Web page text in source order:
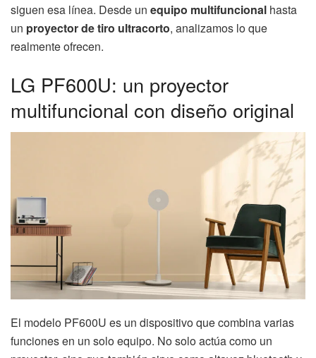
siguen esa línea. Desde un equipo multifuncional hasta
un proyector de tiro ultracorto, analizamos lo que
realmente ofrecen.
LG PF600U: un proyector
multifuncional con diseño original
El modelo PF600U es un dispositivo que combina varias
funciones en un solo equipo. No solo actúa como un